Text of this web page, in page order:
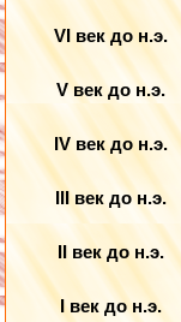
VI век до н.э.
V век до н.э.
IV век до н.э.
III век до н.э.
II век до н.э.
I век до н.э.